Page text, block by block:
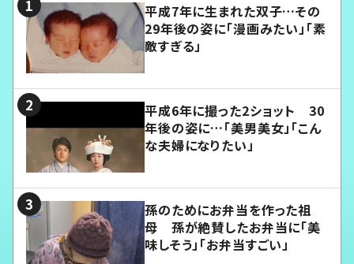
平成7年に生まれた双子…その
29年後の姿に「漫画みたい」「素
敵すぎる」
平成6年に撮った2ショット 30
年後の姿に…「美男美女」「こん
な夫婦になりたい」
孫のためにお弁当を作った祖
母 孫が絶賛したお弁当に「美
味しそう」「お弁当すごい」